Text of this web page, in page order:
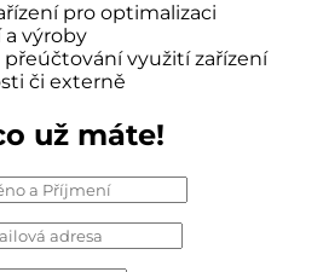
pro optimalizaci
výroby
využití zařízení
či externě
už máte!